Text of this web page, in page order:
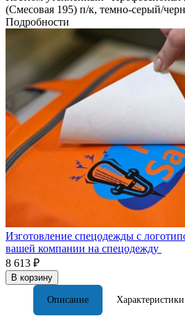
(Смесовая 195) п/к, темно-серый/
Подробности
Изготовление спецодежды с
вашей компании на спецодежду
8 613 ₽
В корзину
Описание Характеристики